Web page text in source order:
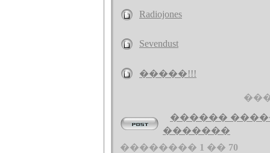
Radiojones
Sevendust
�����!!!
������
�������
�������� 1 �� 70